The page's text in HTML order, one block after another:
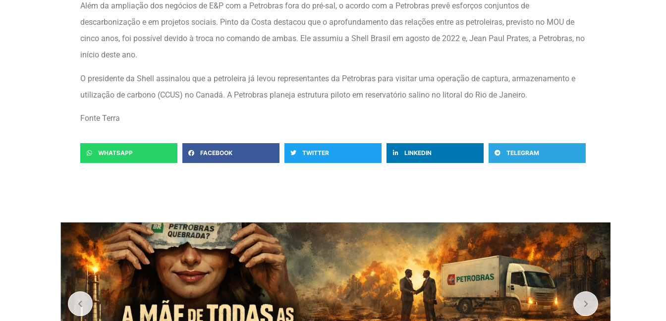
Além da ampliação dos negócios de E&P com a Petrobras fora do pré-sal, o acordo com a Petrobras prevê esforços conjuntos de
descarbonização e em projetos sociais. Pinto da Costa destacou que o aprofundamento das relações entre as petroleiras, previsto no MOU de
cinco anos, foi possível devido à troca no comando de ambas. Ele assumiu a Shell Brasil em agosto de 2022 e, Jean Paul Prates, a Petrobras, no
início deste ano.
O presidente da Shell assinalou que a petroleira já levou representantes da Petrobras para visitar uma operação de captura, armazenamento e
utilização de carbono (CCUS) no Canadá. A Petrobras planeja estrutura piloto em reservatório salino no litoral do Rio de Janeiro.
Fonte Terra
WHATSAPP FACEBOOK TWITTER LINKEDIN TELEGRAM